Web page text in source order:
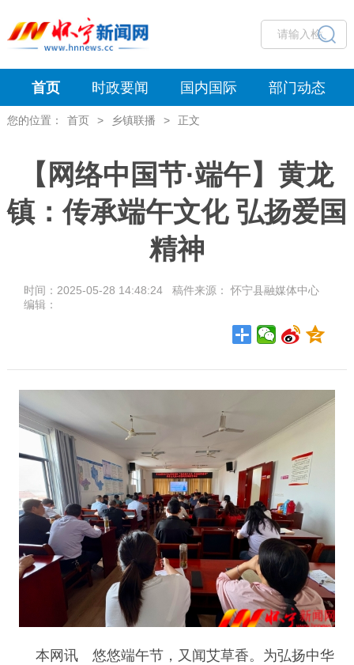
首页 时政要闻 国内国际 部门动态
您的位置： 首页 > 乡镇联播 > 正文
【网络中国节·端午】黄龙
镇：传承端午文化 弘扬爱国
精神
时间：2025-05-28 14:48:24 稿件来源： 怀宁县融媒体中心
编辑：
本网讯 悠悠端午节，又闻艾草香。为弘扬中华